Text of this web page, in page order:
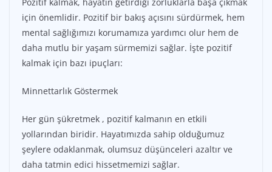
Pozitif kalmak, hayatın getirdiği zorluklarla başa çıkmak
için önemlidir. Pozitif bir bakış açısını sürdürmek, hem
mental sağlığımızı korumamıza yardımcı olur hem de
daha mutlu bir yaşam sürmemizi sağlar. İşte pozitif
kalmak için bazı ipuçları:
Minnettarlık Göstermek
Her gün şükretmek , pozitif kalmanın en etkili
yollarından biridir. Hayatımızda sahip olduğumuz
şeylere odaklanmak, olumsuz düşünceleri azaltır ve
daha tatmin edici hissetmemizi sağlar.